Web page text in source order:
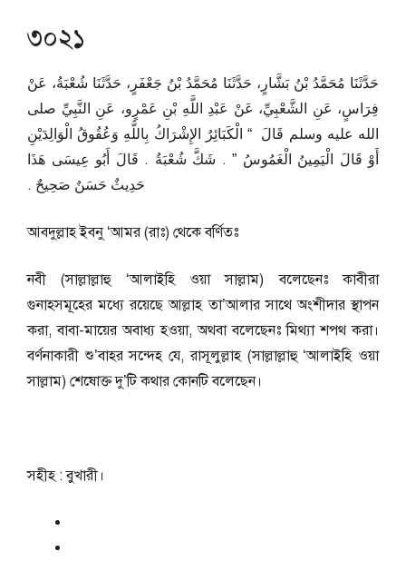
৩০২১
حَدَّثَنَا مُحَمَّدُ بْنُ بَشَّارٍ، حَدَّثَنَا مُحَمَّدُ بْنُ جَعْفَرٍ، حَدَّثَنَا شُعْبَةُ، عَنْ
فِرَاسٍ، عَنِ الشَّعْبِيِّ، عَنْ عَبْدِ اللَّهِ بْنِ عَمْرٍو، عَنِ النَّبِيِّ صلى
الله عليه وسلم قَالَ ‏ “‏ الْكَبَائِرُ الإِشْرَاكُ بِاللَّهِ وَعُقُوقُ الْوَالِدَيْنِ
أَوْ قَالَ الْيَمِينُ الْغَمُوسُ ‏”‏ ‏.‏ شَكَّ شُعْبَةُ ‏.‏ قَالَ أَبُو عِيسَى هَذَا
حَدِيثٌ حَسَنٌ صَحِيحٌ ‏.‏
আবদুল্লাহ ইবনু ‘আমর (রাঃ) থেকে বর্ণিতঃ
নবী (সাল্লাল্লাহু ‘আলাইহি ওয়া সাল্লাম) বলেছেনঃ কাবীরা
গুনাহসমূহের মধ্যে রয়েছে আল্লাহ তা’আলার সাথে অংশীদার স্থাপন
করা, বাবা-মায়ের অবাধ্য হওয়া, অথবা বলেছেনঃ মিথ্যা শপথ করা।
বর্ণনাকারী শু’বাহর সন্দেহ যে, রাসূলুল্লাহ (সাল্লাল্লাহু ‘আলাইহি ওয়া
সাল্লাম) শেষোক্ত দু’টি কথার কোনটি বলেছেন।
সহীহ : বুখারী।